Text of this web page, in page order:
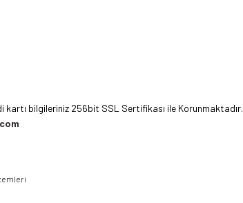
kartı bilgileriniz 256bit SSL Sertifikası ile Korunmaktadır.